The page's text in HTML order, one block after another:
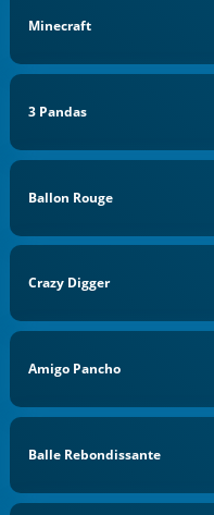
Minecraft
3 Pandas
Ballon Rouge
Crazy Digger
Amigo Pancho
Balle Rebondissante